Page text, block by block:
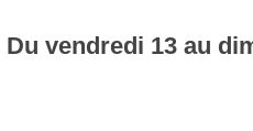
Du vendredi 13 au